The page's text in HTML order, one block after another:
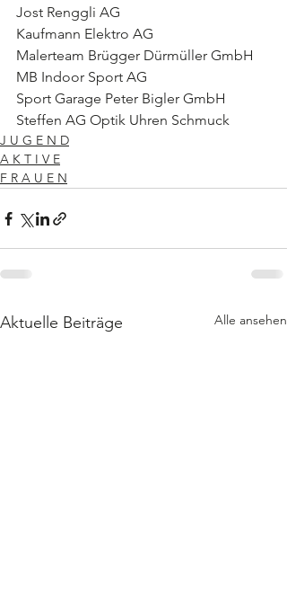
Jost Renggli AG
Kaufmann Elektro AG
Malerteam Brügger Dürmüller GmbH
MB Indoor Sport AG
Sport Garage Peter Bigler GmbH
Steffen AG Optik Uhren Schmuck
J U G E N D
A K T I V E
F R A U E N
Aktuelle Beiträge Alle ansehen